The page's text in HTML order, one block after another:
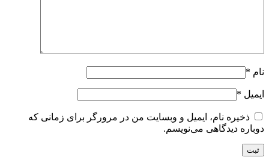
نام *
ایمیل *
ذخیره نام، ایمیل و وبسایت من در مرورگر برای زمانی که
دوباره دیدگاهی می‌نویسم.